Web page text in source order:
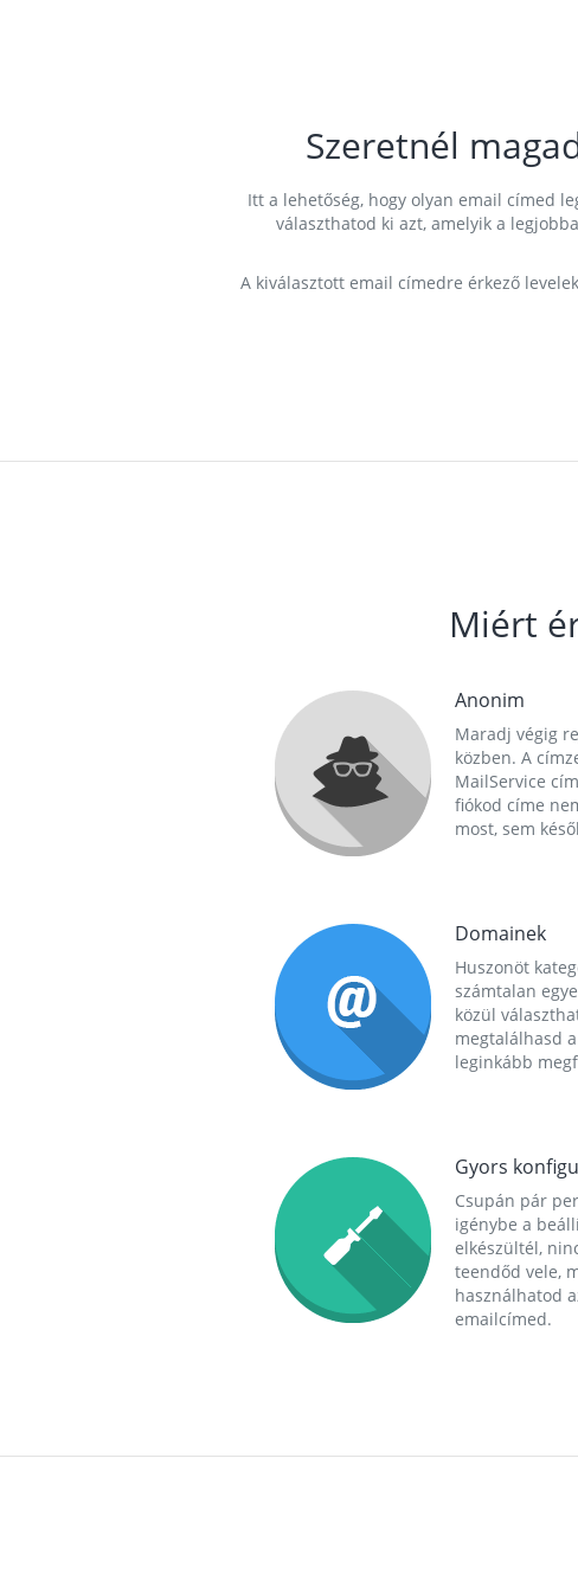
Szeretnél
Itt a lehetőség, hogy olyan email címed
választhatod ki azt, amelyik a
A kiválasztott email címedre érkező
Miért
Anonim
Maradj végig
közben. A
MailService
fiókod címe
most, sem
Domainek
Huszonöt
számtalan
közül
megtalálhasd
leginkább
Gyors
Csupán pár
igénybe a
elkészültél,
teendőd vele,
használhatod
emailcímed.